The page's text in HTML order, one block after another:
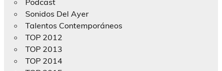
Podcast
Sonidos Del Ayer
Talentos Contemporáneos
TOP 2012
TOP 2013
TOP 2014